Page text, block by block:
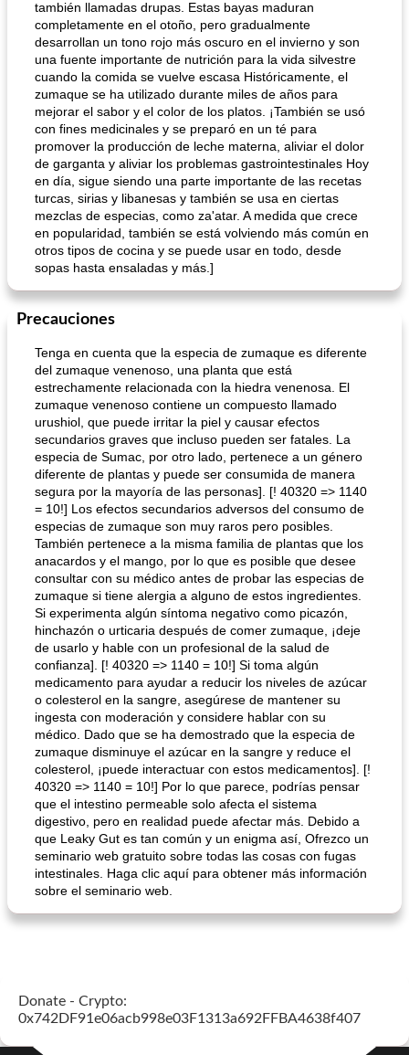
Batido de leche de caramelo de mantequilla (alcohólico)
también llamadas drupas. Estas bayas maduran
completamente en el otoño, pero gradualmente
desarrollan un tono rojo más oscuro en el invierno y son
una fuente importante de nutrición para la vida silvestre
cuando la comida se vuelve escasa Históricamente, el
zumaque se ha utilizado durante miles de años para
mejorar el sabor y el color de los platos. ¡También se usó
con fines medicinales y se preparó en un té para
promover la producción de leche materna, aliviar el dolor
de garganta y aliviar los problemas gastrointestinales Hoy
en día, sigue siendo una parte importante de las recetas
turcas, sirias y libanesas y también se usa en ciertas
mezclas de especias, como za'atar. A medida que crece
en popularidad, también se está volviendo más común en
otros tipos de cocina y se puede usar en todo, desde
sopas hasta ensaladas y más.]
Precauciones
Tenga en cuenta que la especia de zumaque es diferente
del zumaque venenoso, una planta que está
estrechamente relacionada con la hiedra venenosa. El
zumaque venenoso contiene un compuesto llamado
urushiol, que puede irritar la piel y causar efectos
secundarios graves que incluso pueden ser fatales. La
especia de Sumac, por otro lado, pertenece a un género
diferente de plantas y puede ser consumida de manera
segura por la mayoría de las personas]. [! 40320 => 1140
= 10!] Los efectos secundarios adversos del consumo de
especias de zumaque son muy raros pero posibles.
También pertenece a la misma familia de plantas que los
anacardos y el mango, por lo que es posible que desee
consultar con su médico antes de probar las especias de
zumaque si tiene alergia a alguno de estos ingredientes.
Si experimenta algún síntoma negativo como picazón,
hinchazón o urticaria después de comer zumaque, ¡deje
de usarlo y hable con un profesional de la salud de
confianza]. [! 40320 => 1140 = 10!] Si toma algún
medicamento para ayudar a reducir los niveles de azúcar
o colesterol en la sangre, asegúrese de mantener su
ingesta con moderación y considere hablar con su
médico. Dado que se ha demostrado que la especia de
zumaque disminuye el azúcar en la sangre y reduce el
colesterol, ¡puede interactuar con estos medicamentos]. [!
40320 => 1140 = 10!] Por lo que parece, podrías pensar
que el intestino permeable solo afecta el sistema
digestivo, pero en realidad puede afectar más. Debido a
que Leaky Gut es tan común y un enigma así, Ofrezco un
seminario web gratuito sobre todas las cosas con fugas
intestinales. Haga clic aquí para obtener más información
sobre el seminario web.
Donate - Crypto:
0x742DF91e06acb998e03F1313a692FFBA4638f407